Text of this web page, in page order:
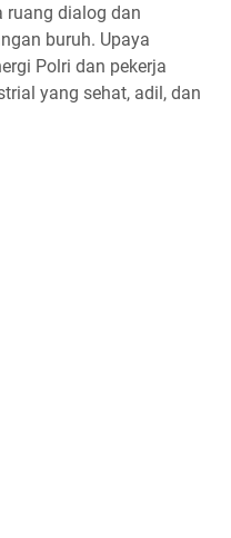
ruang dialog dan
buruh. Upaya
Polri dan pekerja
yang sehat, adil, dan